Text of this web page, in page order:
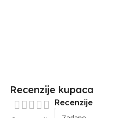
Recenzije kupaca
Recenzije